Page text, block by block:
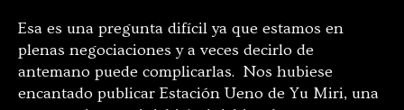
Esa es una pregunta difícil ya que estamos en
plenas negociaciones y a veces decirlo de
antemano puede complicarlas. Nos hubiese
encantado publicar Estación Ueno de Yu Miri, una